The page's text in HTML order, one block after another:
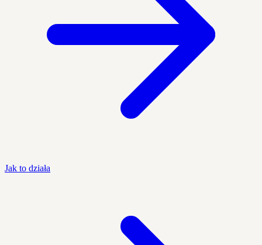
Jak to działa